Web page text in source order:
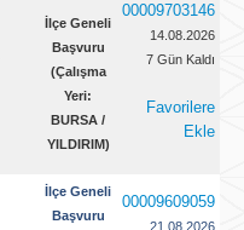
İlçe Geneli
Başvuru
(Çalışma
Yeri:
BURSA /
YILDIRIM)
00009703146
14.08.2026
7 Gün Kaldı
Favorilere
Ekle
İlçe Geneli
Başvuru
00009609059
21.08.2026